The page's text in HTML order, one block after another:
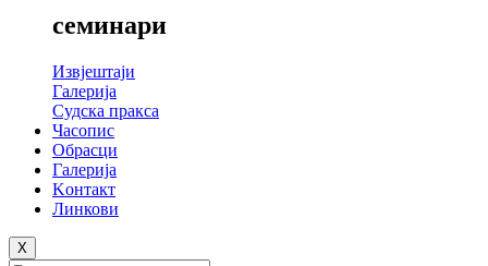
семинари
Извјештаји
Галерија
Судска пракса
Часопис
Обрасци
Галерија
Kонтакт
Линкови
X